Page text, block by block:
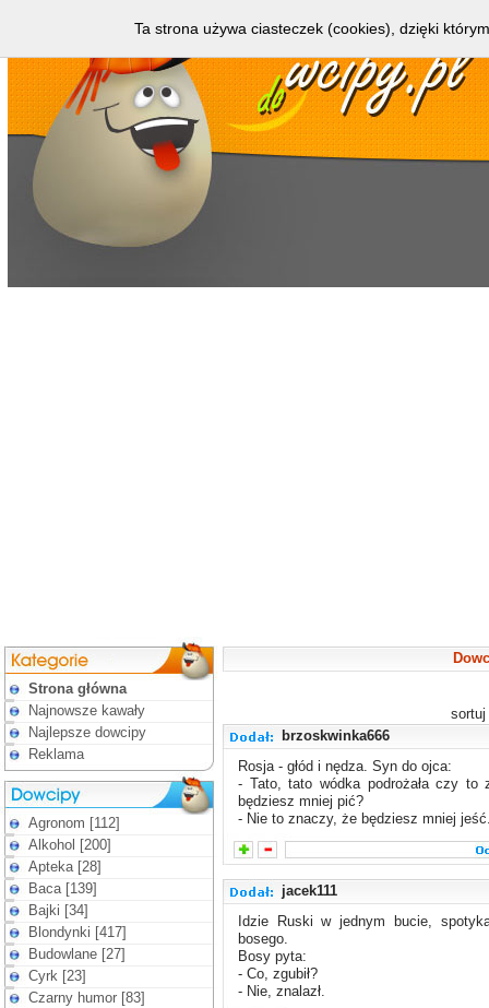
Strona główna
Najnowsze kawały
Najlepsze dowcipy
Reklama
Agronom [112]
Alkohol [200]
Apteka [28]
Baca [139]
Bajki [34]
Blondynki [417]
Budowlane [27]
Cyrk [23]
Czarny humor [83]
brzoskwinka666
Rosja - głód i nędza. Syn do ojca:
- Tato, tato wódka podrożała czy to
będziesz mniej pić?
- Nie to znaczy, że będziesz mniej
jacek111
Idzie Ruski w jednym bucie,
bosego.
Bosy pyta:
- Co, zgubił?
- Nie, znalazł.
Ta strona używa ciasteczek (cookies), dzięki